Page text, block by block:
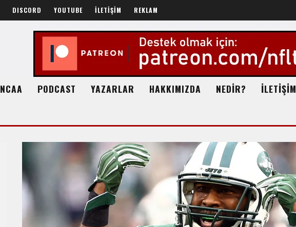
DISCORD YOUTUBE İLETİŞİM REKLAM
NCAA PODCAST YAZARLAR HAKKIMIZDA NEDİR? İLETİŞİM